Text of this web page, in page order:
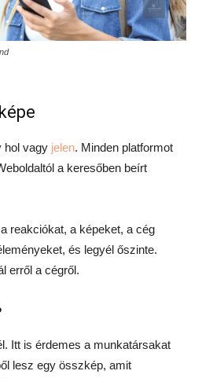
hol vagy jelen. Minden platformot
a keresőben beírt
reakciókat, a képeket, a cég
és legyél őszinte.
erről a cégről.
Itt is érdemes a munkatársakat
lesz egy összkép, amit